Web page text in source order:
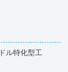
ル特化型工